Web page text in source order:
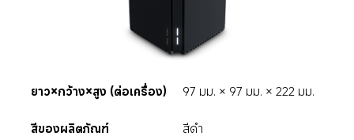
ยาว×กว้าง×สูง (ต่อเครื่อง) 97 มม. × 97 มม. × 222 มม.
สีของผลิตภัณฑ์ สีดำ